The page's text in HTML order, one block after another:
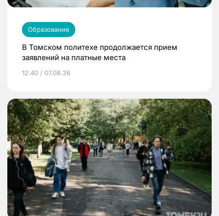
Образование
В Томском политехе продолжается прием
заявлений на платные места
12:40 / 07.08.26